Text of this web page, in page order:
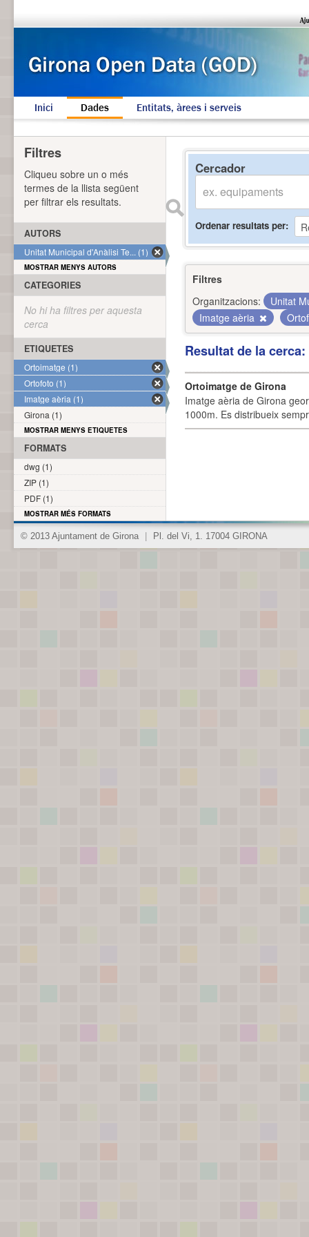
Inici Dades Entitats, àrees i serveis
Cercador
Ordenar resultats per
Filtres
Organitzacions:
Unitat
Imatge aèria
Resultat de la
Ortoimatge de Girona
Imatge aèria de Girona
1000m. Es distribueix
Filtres
Cliqueu sobre un o més
termes de la llista següent
per filtrar els resultats.
AUTORS
Unitat Municipal d'Anàlisi Te... (1)
MOSTRAR MENYS AUTORS
CATEGORIES
No hi ha filtres per aquesta
cerca
ETIQUETES
Ortoimatge (1)
Ortofoto (1)
Imatge aèria (1)
Girona (1)
MOSTRAR MENYS ETIQUETES
FORMATS
dwg (1)
ZIP (1)
PDF (1)
MOSTRAR MÉS FORMATS
© 2013 Ajuntament de Girona Pl. del Vi, 1. 17004 GIRONA